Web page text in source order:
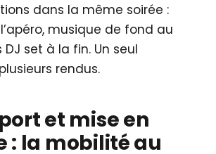
dans la même soirée :
musique de fond au
DJ set à la fin. Un seul
rendus.
et mise en
: la mobilité au